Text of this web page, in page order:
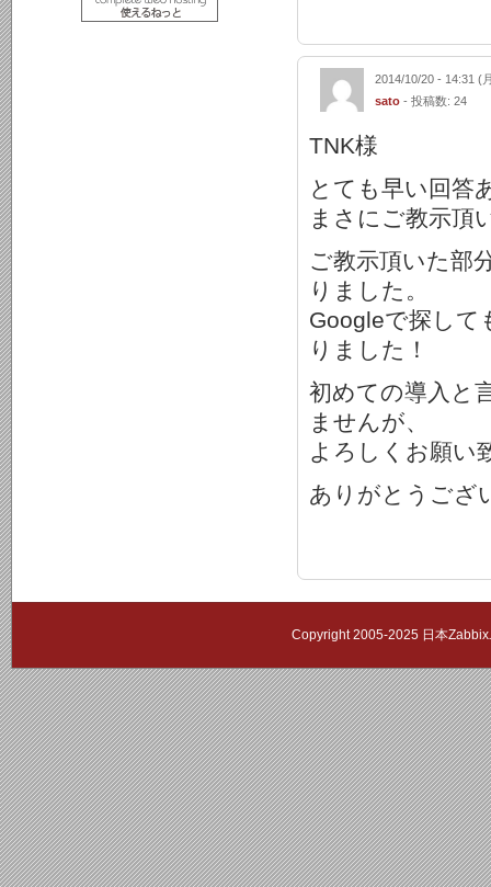
2014/10/20 - 14:31 (
sato - 投稿数: 24
TNK様
とても早い回答
まさにご教示頂
ご教示頂いた部
りました。
Googleで探して
りました！
初めての導入と
ませんが、
よろしくお願い
ありがとうござ
Copyright 2005-2025 日本